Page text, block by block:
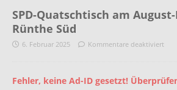
SPD-Quatschtisch am
Rünthe Süd
6. Februar 2025 Kommentare deaktiviert
Fehler, keine Ad-ID gesetzt!